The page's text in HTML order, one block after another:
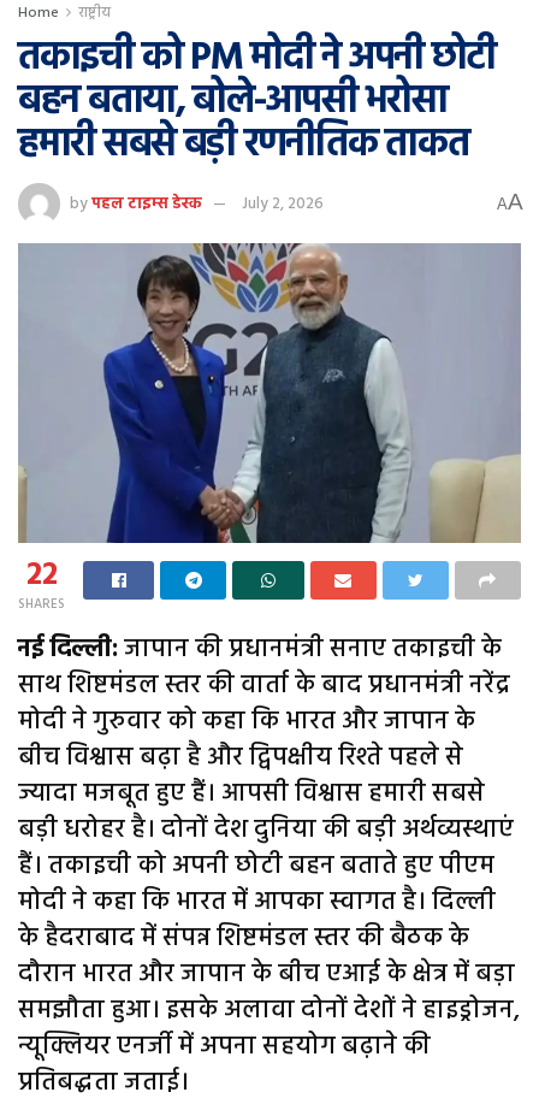
Home राष्ट्रीय
तकाइची को PM मोदी ने अपनी छोटी
बहन बताया, बोले-आपसी भरोसा
हमारी सबसे बड़ी रणनीतिक ताकत
byपहल टाइम्स डेस्क July 2, 2026 AA
22
SHARES
नई दिल्ली:जापान की प्रधानमंत्री सनाए तकाइची के
साथ शिष्टमंडल स्तर की वार्ता के बाद प्रधानमंत्री नरेंद्र
मोदी ने गुरुवार को कहा कि भारत और जापान के
बीच विश्वास बढ़ा है और द्विपक्षीय रिश्ते पहले से
ज्यादा मजबूत हुए हैं। आपसी विश्वास हमारी सबसे
बड़ी धरोहर है। दोनों देश दुनिया की बड़ी अर्थव्यस्थाएं
हैं। तकाइची को अपनी छोटी बहन बताते हुए पीएम
मोदी ने कहा कि भारत में आपका स्वागत है। दिल्ली
के हैदराबाद में संपन्न शिष्टमंडल स्तर की बैठक के
दौरान भारत और जापान के बीच एआई के क्षेत्र में बड़ा
समझौता हुआ। इसके अलावा दोनों देशों ने हाइड्रोजन,
न्यूक्लियर एनर्जी में अपना सहयोग बढ़ाने की
प्रतिबद्धता जताई।